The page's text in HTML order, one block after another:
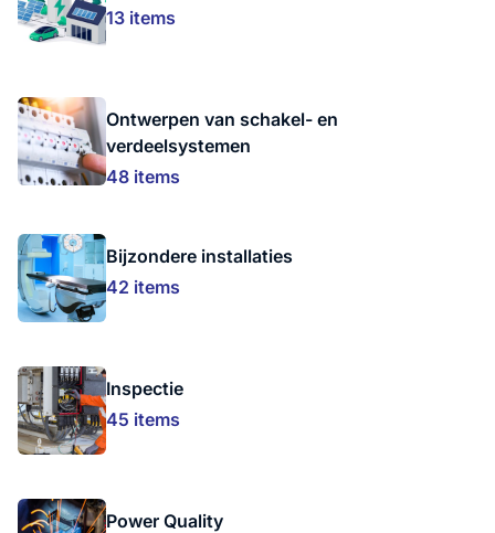
13 items
Ontwerpen van schakel- en
verdeelsystemen
48 items
Bijzondere installaties
42 items
Inspectie
45 items
Power Quality